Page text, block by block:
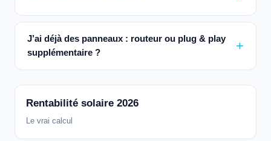
J’ai déjà des panneaux : routeur ou plug & play
supplémentaire ?
Rentabilité solaire 2026
Le vrai calcul